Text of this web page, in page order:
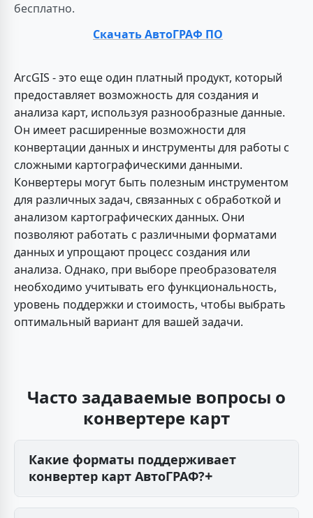
бесплатно.
Скачать АвтоГРАФ ПО
ArcGIS - это еще один платный продукт, который
предоставляет возможность для создания и
анализа карт, используя разнообразные данные.
Он имеет расширенные возможности для
конвертации данных и инструменты для работы с
сложными картографическими данными.
Конвертеры могут быть полезным инструментом
для различных задач, связанных с обработкой и
анализом картографических данных. Они
позволяют работать с различными форматами
данных и упрощают процесс создания или
анализа. Однако, при выборе преобразователя
необходимо учитывать его функциональность,
уровень поддержки и стоимость, чтобы выбрать
оптимальный вариант для вашей задачи.
Часто задаваемые вопросы о
конвертере карт
Какие форматы поддерживает
конвертер карт АвтоГРАФ?
Система АвтоГРАФ поддерживает импорт